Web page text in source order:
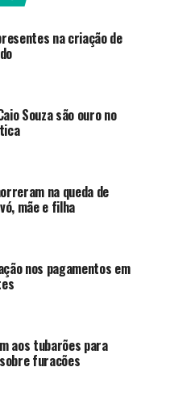
a
obtidos
que
em investigações de
Seção 301 –
americana de 1974
países que adotam
consideradas
norte-
Donald Trump
que
Corte do país
na criação de
Souza são ouro no
na queda de
mãe e filha
nos pagamentos em
aos tubarões para
furacões